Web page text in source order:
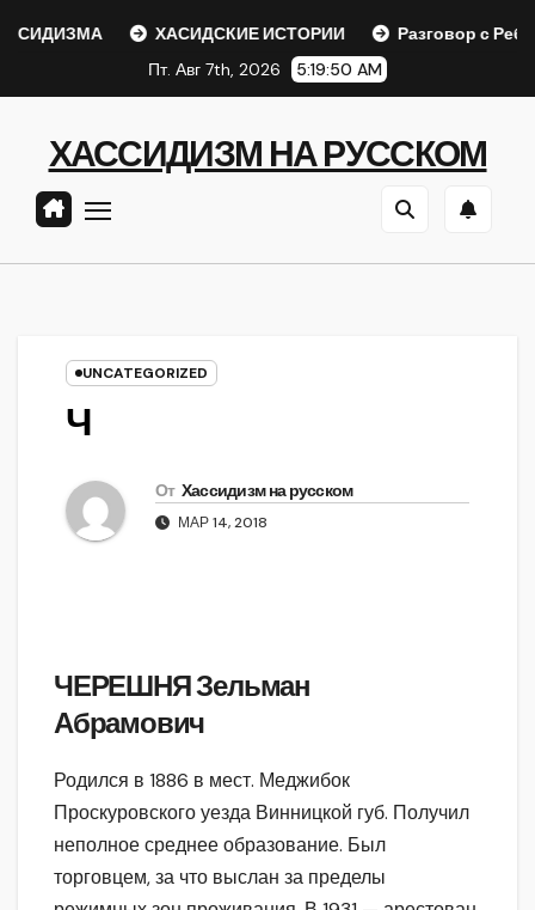
ХАСИДСКИЕ ИСТОРИИ
Разговор с Ребе
Пт. Авг 7th, 2026
5:19:51 AM
ХАССИДИЗМ НА РУССКОМ
UNCATEGORIZED
Ч
От Хассидизм на русском
МАР 14, 2018
ЧЕРЕШНЯ Зельман
Абрамович
Родился в 1886 в мест. Меджибок
Проскуровского уезда Винницкой губ. Получил
неполное среднее образование. Был
торговцем, за что выслан за пределы